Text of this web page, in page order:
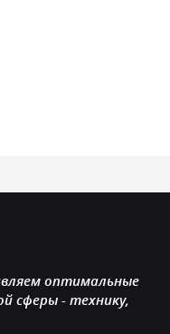
оптимальные
сферы - технику,